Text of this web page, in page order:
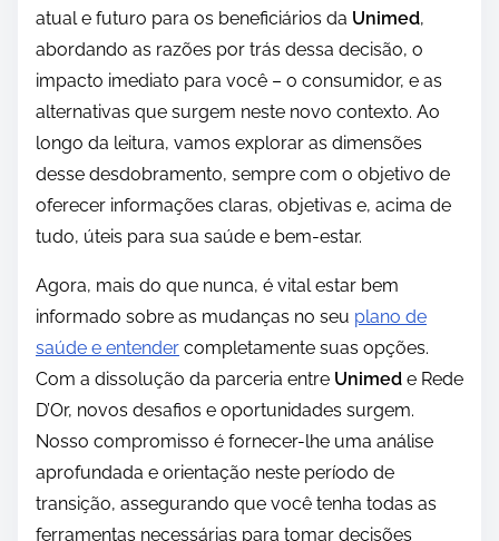
atual e futuro para os beneficiários da Unimed,
abordando as razões por trás dessa decisão, o
impacto imediato para você – o consumidor, e as
alternativas que surgem neste novo contexto. Ao
longo da leitura, vamos explorar as dimensões
desse desdobramento, sempre com o objetivo de
oferecer informações claras, objetivas e, acima de
tudo, úteis para sua saúde e bem-estar.
Agora, mais do que nunca, é vital estar bem
informado sobre as mudanças no seu plano de
saúde e entender completamente suas opções.
Com a dissolução da parceria entre Unimed e Rede
D’Or, novos desafios e oportunidades surgem.
Nosso compromisso é fornecer-lhe uma análise
aprofundada e orientação neste período de
transição, assegurando que você tenha todas as
ferramentas necessárias para tomar decisões